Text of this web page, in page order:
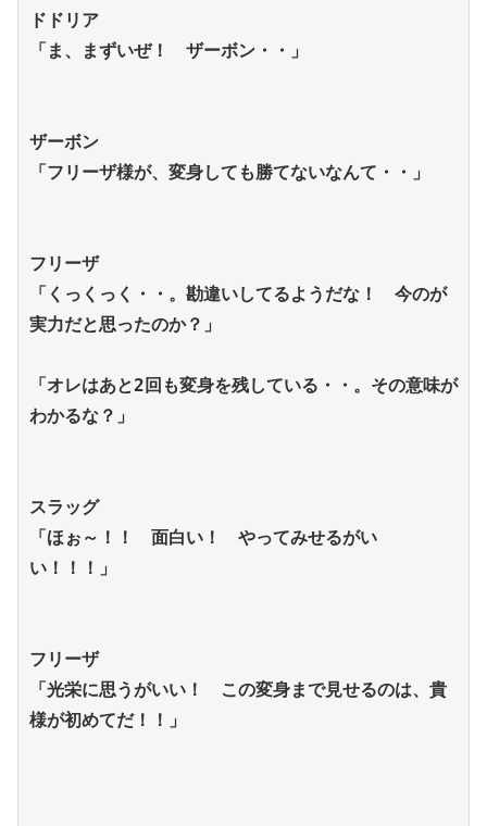
ドドリア
「ま、まずいぜ！　ザーボン・・」
ザーボン
「フリーザ様が、変身しても勝てないなんて・・」
フリーザ
「くっくっく・・。勘違いしてるようだな！　今のが
実力だと思ったのか？」
「オレはあと2回も変身を残している・・。その意味が
わかるな？」
スラッグ
「ほぉ～！！　面白い！　やってみせるがい
い！！！」
フリーザ
「光栄に思うがいい！　この変身まで見せるのは、貴
様が初めてだ！！」